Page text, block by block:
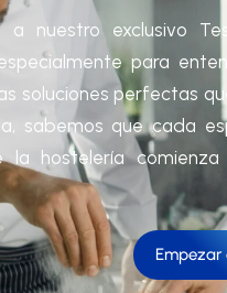
a nuestro exclusivo
para
soluciones perfectas
sabemos que cada
la hostelería
Empezar